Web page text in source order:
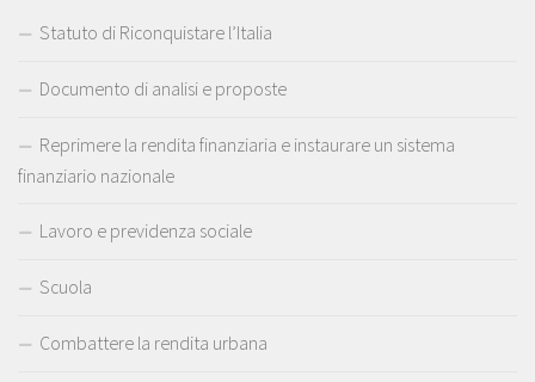
Statuto di Riconquistare l’Italia
Documento di analisi e proposte
Reprimere la rendita finanziaria e instaurare un sistema
finanziario nazionale
Lavoro e previdenza sociale
Scuola
Combattere la rendita urbana